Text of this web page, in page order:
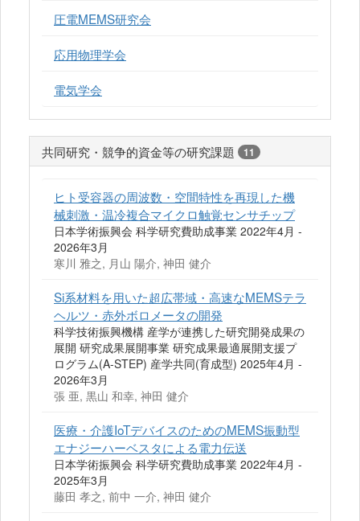
圧電MEMS研究会
応用物理学会
電気学会
共同研究・競争的資金等の研究課題 11
ヒト受容器の周波数・空間特性を再現した機
械刺激・温冷複合マイクロ触覚センサチップ
日本学術振興会 科学研究費助成事業 2022年4月 -
2026年3月
寒川 雅之, 月山 陽介, 神田 健介
Si系材料を用いた超広帯域・高速なMEMSテラ
ヘルツ・赤外ボロメータの開発
科学技術振興機構 産学が連携した研究開発成果の
展開 研究成果展開事業 研究成果最適展開支援プ
ログラム(A-STEP) 産学共同(育成型) 2025年4月 -
2026年3月
張 亜, 黒山 和幸, 神田 健介
医療・介護IoTデバイスのためのMEMS振動型
エナジーハーベスタによる電力伝送
日本学術振興会 科学研究費助成事業 2022年4月 -
2025年3月
藤田 孝之, 前中 一介, 神田 健介